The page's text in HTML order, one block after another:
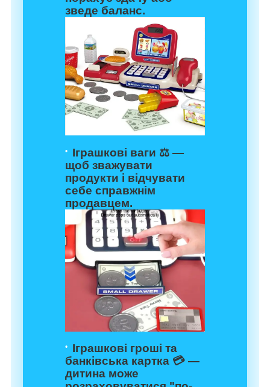
зведе баланс.
Іграшкові ваги ⚖️ —
щоб зважувати
продукти і відчувати
себе справжнім
продавцем.
Іграшкові гроші та
банківська картка 💳 —
дитина може